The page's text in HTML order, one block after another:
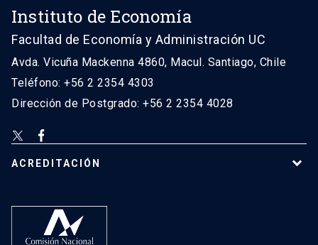
Instituto de Economía
Facultad de Economía y Administración UC
Avda. Vicuña Mackenna 4860, Macul. Santiago, Chile
Teléfono: +56 2 2354 4303
Dirección de Postgrado: +56 2 2354 4028
ACREDITACIÓN